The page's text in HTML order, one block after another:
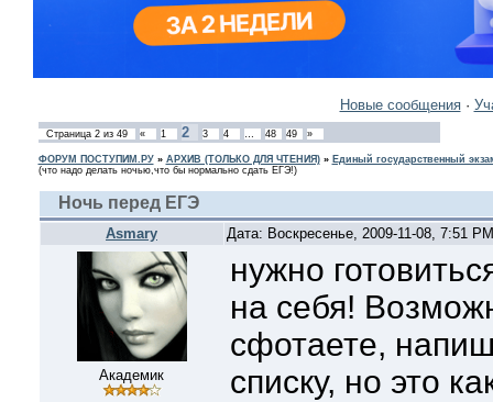
Новые сообщения·
Страница 2из 49 « 1 2 3 4 … 48 49 »
ФОРУМ ПОСТУПИМ.РУ» АРХИВ (ТОЛЬКО ДЛЯ ЧТЕНИЯ)» Единый государственный
(что надо делать ночью,что бы нормально сдать ЕГЭ!)
Ночь перед ЕГЭ
Asmary Дата: Воскресенье, 2009-11-08, 7:51
Академик
нужно
на себя!
сфотаете,
списку, но это